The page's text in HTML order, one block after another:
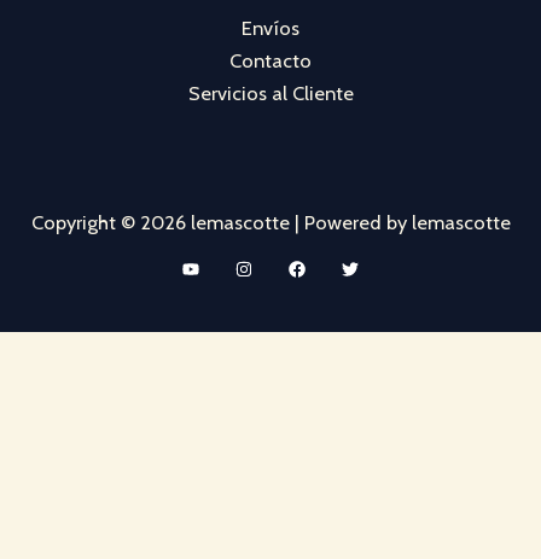
Envíos
Contacto
Servicios al Cliente
Copyright © 2026 lemascotte | Powered by lemascotte